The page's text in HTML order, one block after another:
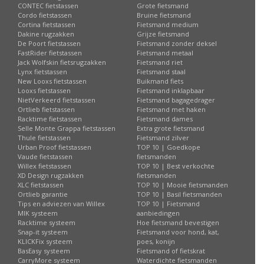
CONTEC fietstassen
Cordo fietstassen
Cortina fietstassen
Dakine rugzakken
De Poort fietstassen
FastRider fietstassen
Jack Wolfskin fietsrugzakken
Lynx fietstassen
New Looxs fietstassen
Looxs fietstassen
NietVerkeerd fietstassen
Ortlieb fietstassen
Racktime fietstassen
Selle Monte Grappa fietstassen
Thule fietstassen
Urban Proof fietstassen
Vaude fietstassen
Willex fietstassen
XD Design rugzakken
XLC fietstassen
Ortlieb garantie
Tips en adviezen van Willex
MIK systeem
Racktime systeem
Snap-it systeem
KLICKFix systeem
BasEasy systeem
CarryMore systeem
Grote fietsmand
Bruine fietsmand
Fietsmand medium
Grijze fietsmand
Fietsmand zonder deksel
Fietsmand metaal
Fietsmand riet
Fietsmand staal
Buikmand fiets
Fietsmand inklapbaar
Fietsmand bagagedrager
Fietsmand met haken
Fietsmand dames
Extra grote fietsmand
Fietsmand zilver
TOP 10 | Goedkope
fietsmanden
TOP 10 | Best verkochte
fietsmanden
TOP 10 | Mooie fietsmanden
TOP 10 | Basil fietsmanden
TOP 10 | Fietsmand
aanbiedingen
Hoe fietsmand bevestigen
Fietsmand voor hond, kat,
poes, konijn
Fietsmand of fietskrat
Waterdichte fietsmanden